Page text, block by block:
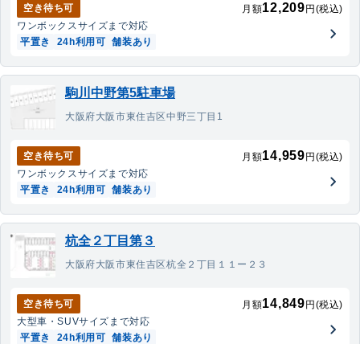
空き待ち可 月額12,209 円(税込)
ワンボックスサイズまで対応
平置き
24h利用可 舗装あり
駒川中野第5駐車場
大阪府大阪市東住吉区中野三丁目1
空き待ち可 月額14,959 円(税込)
ワンボックスサイズまで対応
平置き
24h利用可 舗装あり
杭全２丁目第３
大阪府大阪市東住吉区杭全２丁目１１ー２３
空き待ち可 月額14,849 円(税込)
大型車・SUVサイズまで対応
平置き
24h利用可 舗装あり